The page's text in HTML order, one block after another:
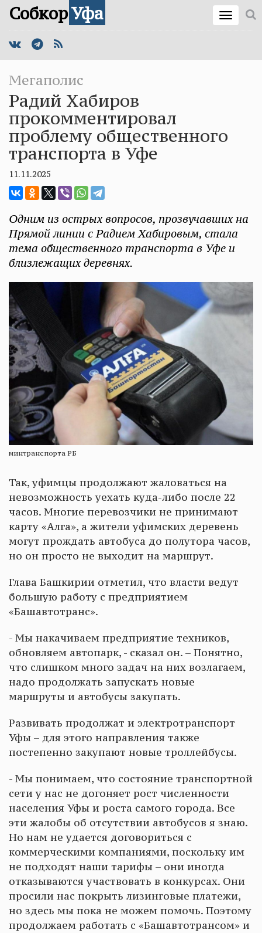
СобкорУфа
Мегаполис
Радий Хабиров
прокомментировал
проблему общественного
транспорта в Уфе
11.11.2025
Одним из острых вопросов, прозвучавших на
Прямой линии с Радием Хабировым, стала
тема общественного транспорта в Уфе и
близлежащих деревнях.
минтранспорта РБ
Так, уфимцы продолжают жаловаться на
невозможность уехать куда-либо после 22
часов. Многие перевозчики не принимают
карту «Алга», а жители уфимских деревень
могут прождать автобуса до полутора часов,
но он просто не выходит на маршрут.
Глава Башкирии отметил, что власти ведут
большую работу с предприятием
«Башавтотранс».
- Мы накачиваем предприятие техников,
обновляем автопарк, - сказал он. – Понятно,
что слишком много задач на них возлагаем,
надо продолжать запускать новые
маршруты и автобусы закупать.
Развивать продолжат и электротранспорт
Уфы – для этого направления также
постепенно закупают новые троллейбусы.
- Мы понимаем, что состояние транспортной
сети у нас не догоняет рост численности
населения Уфы и роста самого города. Все
эти жалобы об отсутствии автобусов я знаю.
Но нам не удается договориться с
коммерческими компаниями, поскольку им
не подходят наши тарифы – они иногда
отказываются участвовать в конкурсах. Они
просили нас покрыть лизинговые платежи,
но здесь мы пока не можем помочь. Поэтому
продолжаем работать с «Башавтотрансом» и